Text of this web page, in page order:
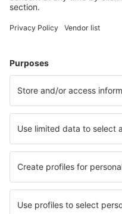
Ubytování in South Padre
Ubytování Mexico Beach
Nejlepší ubytování - města
Ubytování in Sitterswald